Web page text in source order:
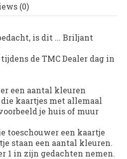
(0)
is dit ... Briljant
de TMC Dealer dag in
een aantal kleuren
kaartjes met allemaal
je huis of muur
toeschouwer een kaartje
staan een aantal kleuren.
1 in zijn gedachten nemen.